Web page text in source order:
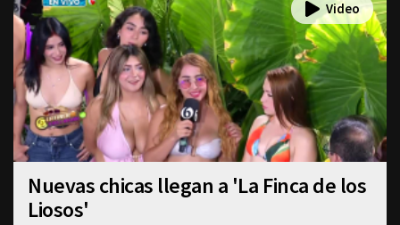
Nuevas chicas llegan a 'La Finca de los
Liosos'